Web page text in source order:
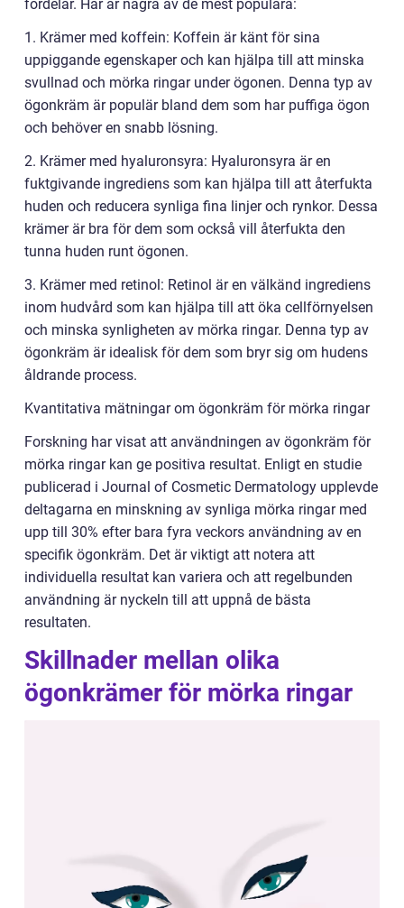
fördelar. Här är några av de mest populära:
1. Krämer med koffein: Koffein är känt för sina
uppiggande egenskaper och kan hjälpa till att minska
svullnad och mörka ringar under ögonen. Denna typ av
ögonkräm är populär bland dem som har puffiga ögon
och behöver en snabb lösning.
2. Krämer med hyaluronsyra: Hyaluronsyra är en
fuktgivande ingrediens som kan hjälpa till att återfukta
huden och reducera synliga fina linjer och rynkor. Dessa
krämer är bra för dem som också vill återfukta den
tunna huden runt ögonen.
3. Krämer med retinol: Retinol är en välkänd ingrediens
inom hudvård som kan hjälpa till att öka cellförnyelsen
och minska synligheten av mörka ringar. Denna typ av
ögonkräm är idealisk för dem som bryr sig om hudens
åldrande process.
Kvantitativa mätningar om ögonkräm för mörka ringar
Forskning har visat att användningen av ögonkräm för
mörka ringar kan ge positiva resultat. Enligt en studie
publicerad i Journal of Cosmetic Dermatology upplevde
deltagarna en minskning av synliga mörka ringar med
upp till 30% efter bara fyra veckors användning av en
specifik ögonkräm. Det är viktigt att notera att
individuella resultat kan variera och att regelbunden
användning är nyckeln till att uppnå de bästa
resultaten.
Skillnader mellan olika
ögonkrämer för mörka ringar